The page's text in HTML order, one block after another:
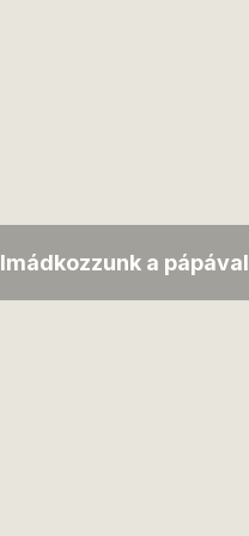
Imádkozzunk a pápával